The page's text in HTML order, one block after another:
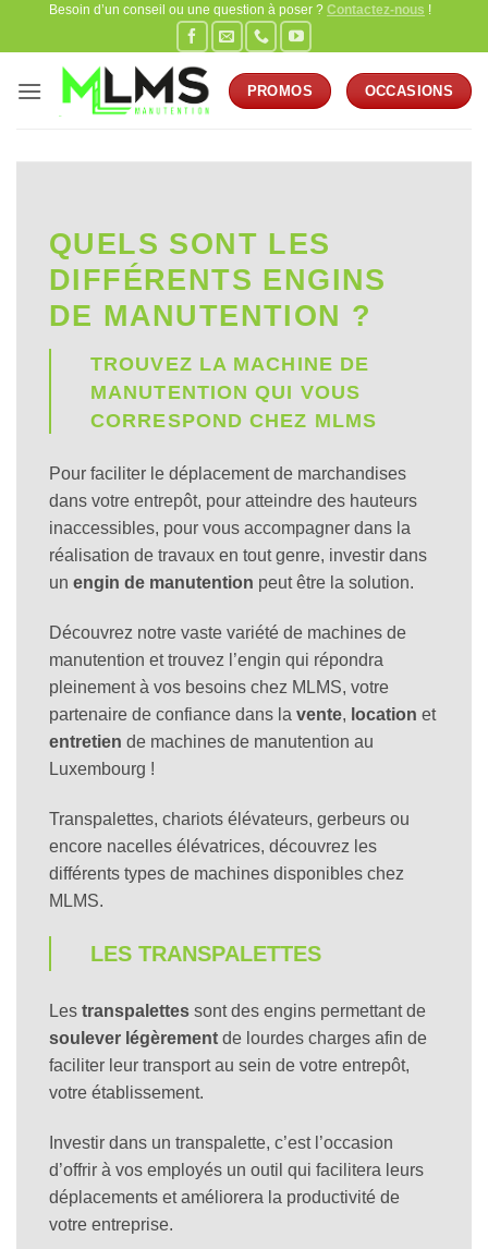
PasserBesoin d’un conseil ou une question à poser ? Contactez-nous !
PROMOS OCCASIONS
QUELS SONT LES
DIFFÉRENTS ENGINS
DE MANUTENTION ?
TROUVEZ LA MACHINE DE
MANUTENTION QUI VOUS
CORRESPOND CHEZ MLMS
Pour faciliter le déplacement de marchandises
dans votre entrepôt, pour atteindre des hauteurs
inaccessibles, pour vous accompagner dans la
réalisation de travaux en tout genre, investir dans
un engin de manutention peut être la solution.
Découvrez notre vaste variété de machines de
manutention et trouvez l’engin qui répondra
pleinement à vos besoins chez MLMS, votre
partenaire de confiance dans la vente, location et
entretien de machines de manutention au
Luxembourg !
Transpalettes, chariots élévateurs, gerbeurs ou
encore nacelles élévatrices, découvrez les
différents types de machines disponibles chez
MLMS.
LES TRANSPALETTES
Les transpalettes sont des engins permettant de
soulever légèrement de lourdes charges afin de
faciliter leur transport au sein de votre entrepôt,
votre établissement.
Investir dans un transpalette, c’est l’occasion
d’offrir à vos employés un outil qui facilitera leurs
déplacements et améliorera la productivité de
votre entreprise.